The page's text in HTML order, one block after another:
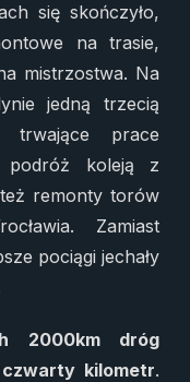
się skończyło,
na trasie,
mistrzostwa. Na
jedną trzecią
prace
podróż koleją z
remonty torów
Zamiast
pociągi jechały
2000km dróg
kilometr.